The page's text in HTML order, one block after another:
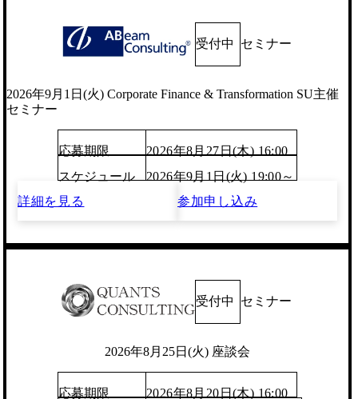
受付中 セミナー
2026年9月1日(火) Corporate Finance & Transformation SU主催
セミナー
応募期限
2026年8月27日(木) 16:00
スケジュール
2026年9月1日(火) 19:00～
詳細を見る
参加申し込み
受付中 セミナー
2026年8月25日(火) 座談会
応募期限
2026年8月20日(木) 16:00